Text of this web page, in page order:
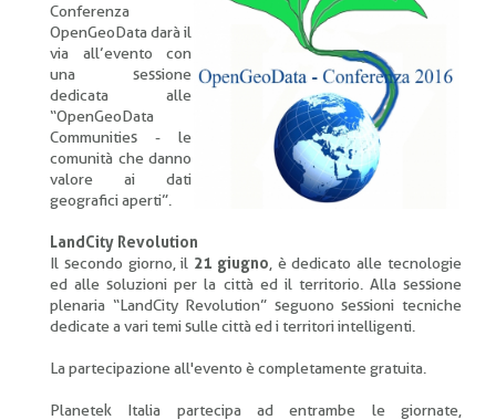
Conferenza
OpenGeoData darà il
via all’evento con
una sessione
dedicata alle
“OpenGeoData
Communities - le
comunità che danno
valore ai dati
geografici aperti”.
LandCity Revolution
Il secondo giorno, il 21 giugno , è dedicato alle tecnologie
ed alle soluzioni per la città ed il territorio. Alla sessione
plenaria “LandCity Revolution” seguono sessioni tecniche
dedicate a vari temi sulle città ed i territori intelligenti.
La partecipazione all'evento è completamente gratuita.
Planetek Italia partecipa ad entrambe le giornate,